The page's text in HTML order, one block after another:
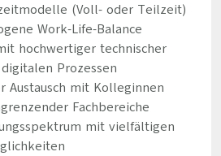
(Voll- oder Teilzeit)
Work-Life-Balance
hochwertiger technischer
Prozessen
Austausch mit Kolleginnen
Fachbereiche
mit vielfältigen